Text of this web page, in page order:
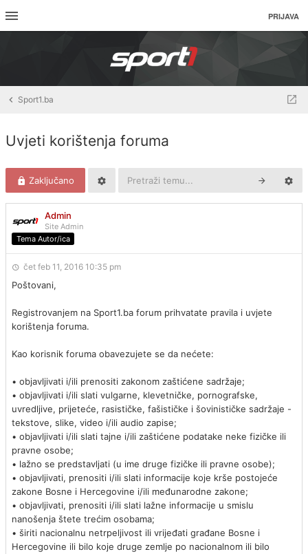
PRIJAVA
Sport1.ba
Uvjeti korištenja foruma
Zaključano
Admin
Site Admin
Tema Autor/ica
čet feb 11, 2016 10:35 pm
Poštovani,
Registrovanjem na Sport1.ba forum prihvatate pravila i uvjete
korištenja foruma.
Kao korisnik foruma obavezujete se da nećete:
• objavljivati i/ili prenositi zakonom zaštićene sadržaje;
• objavljivati i/ili slati vulgarne, klevetničke, pornografske,
uvredljive, prijeteće, rasističke, fašističke i šovinističke sadržaje -
tekstove, slike, video i/ili audio zapise;
• objavljivati i/ili slati tajne i/ili zaštićene podatake neke fizičke ili
pravne osobe;
• lažno se predstavljati (u ime druge fizičke ili pravne osobe);
• objavljivati, prenositi i/ili slati informacije koje krše postojeće
zakone Bosne i Hercegovine i/ili međunarodne zakone;
• objavljivati, prenositi i/ili slati lažne informacije u smislu
nanošenja štete trećim osobama;
• širiti nacionalnu netrpeljivost ili vrijeđati građane Bosne i
Hercegovine ili bilo koje druge zemlje po nacionalnom ili bilo